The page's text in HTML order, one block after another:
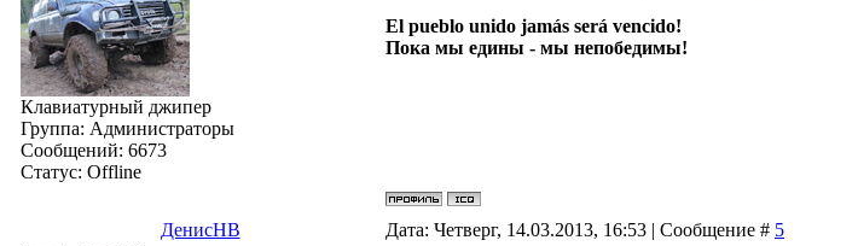
Клавиатурный джипер
Группа: Администраторы
Сообщений: 6673
Статус: Offline
El pueblo unido jamás será vencido!
Пока мы едины - мы непобедимы!
ДенисНВ Дата: Четверг, 14.03.2013, 16:53 | Сообщение # 5